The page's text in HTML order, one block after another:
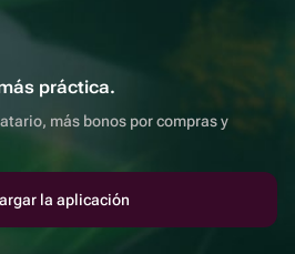
práctica.
más bonos por compras y
la aplicación